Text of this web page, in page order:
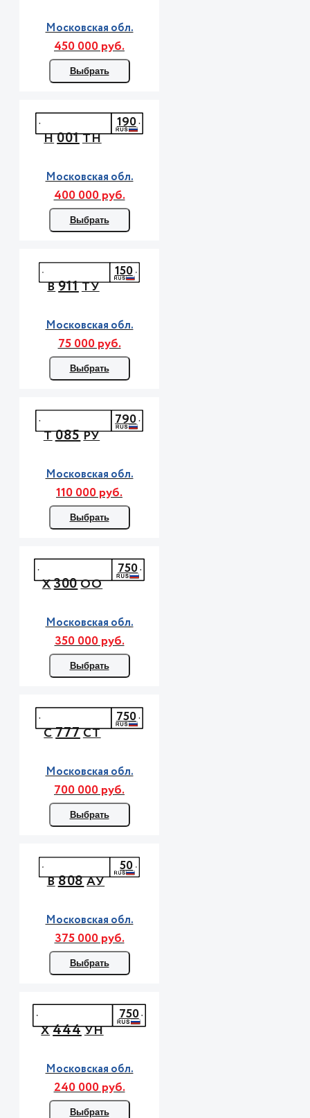
Московская обл.
450 000 руб.
Выбрать
Н001ТН
190
Московская обл.
400 000 руб.
Выбрать
В911ТУ
150
Московская обл.
75 000 руб.
Выбрать
Т085РУ
790
Московская обл.
110 000 руб.
Выбрать
Х300ОО
750
Московская обл.
350 000 руб.
Выбрать
С777СТ
750
Московская обл.
700 000 руб.
Выбрать
В808АУ
50
Московская обл.
375 000 руб.
Выбрать
Х444УН
750
Московская обл.
240 000 руб.
Выбрать